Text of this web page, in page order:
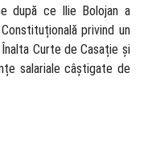
după ce Ilie Bolojan a
privind un
Curte de Casație și
salariale câștigate de